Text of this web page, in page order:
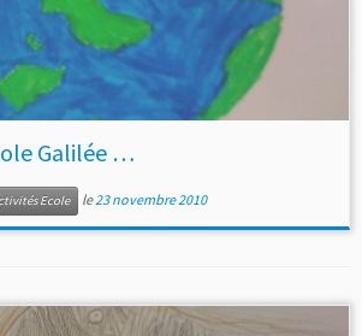
Galilée …
Ecole le23 novembre 2010